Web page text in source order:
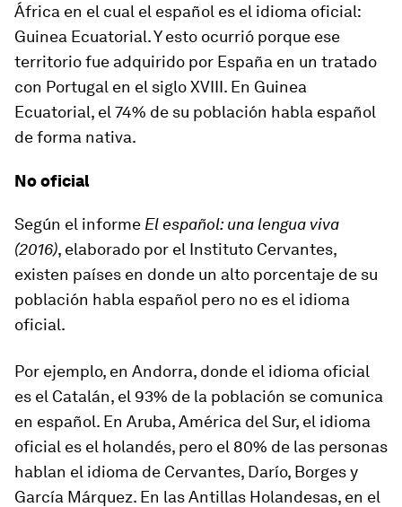
África en el cual el español es el idioma oficial:
Guinea Ecuatorial.Y esto ocurrió porque ese
territorio fue adquirido por España en un tratado
con Portugal en el siglo XVIII. En Guinea
Ecuatorial, el 74% de su población habla español
de forma nativa.
No oficial
Según el informe El español: una lengua viva
(2016), elaborado por el Instituto Cervantes,
existen países en donde un alto porcentaje de su
población habla español pero no es el idioma
oficial.
Por ejemplo, en Andorra, donde el idioma oficial
es el Catalán, el 93% de la población se comunica
en español. En Aruba, América del Sur, el idioma
oficial es el holandés, pero el 80% de las personas
hablan el idioma de Cervantes, Darío, Borges y
García Márquez. En lasAntillas Holandesas, en el